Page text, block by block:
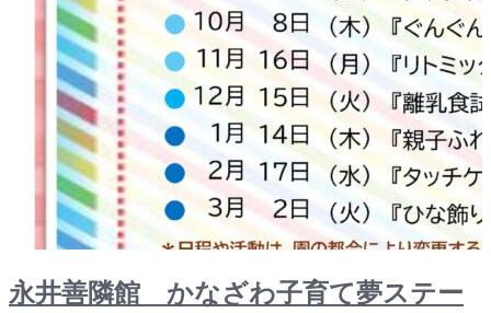
永井善隣館 かなざわ子育て夢ステー